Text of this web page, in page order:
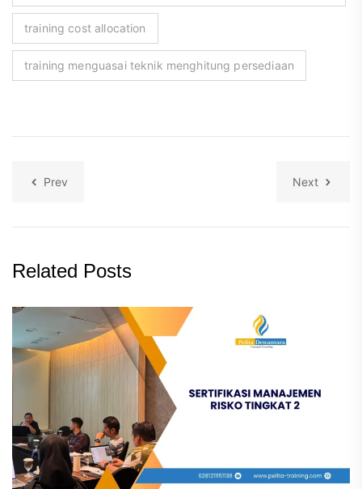
training cost allocation
training menguasai teknik menghitung persediaan
Prev Next
Related Posts